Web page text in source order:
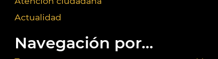
Actualidad
Navegación por...